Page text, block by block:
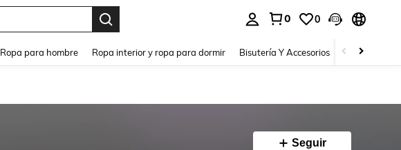
0 0
Ropa para hombre Ropa interior y ropa para dormir Bisutería Y Accesorios Zapatos
Seguir